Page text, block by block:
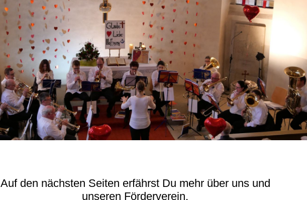
Auf den nächsten Seiten erfährst Du mehr über uns und
unseren Förderverein.